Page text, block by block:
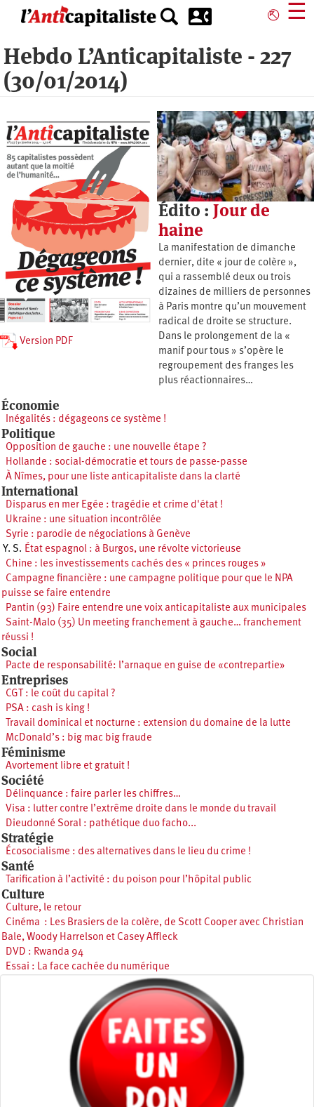
principal
⎋ ☰
Hebdo L’Anticapitaliste - 227
(30/01/2014)
Édito : Jour de
haine
La manifestation de dimanche
dernier, dite « jour de colère »,
qui a rassemblé deux ou trois
dizaines de milliers de personnes
à Paris montre qu’un mouvement
radical de droite se structure.
Dans le prolongement de la «
manif pour tous » s’opère le
regroupement des franges les
plus réactionnaires…
Version PDF
Économie
Inégalités : dégageons ce système !
Politique
Opposition de gauche : une nouvelle étape ?
Hollande : social-démocratie et tours de passe-passe
À Nîmes, pour une liste anticapitaliste dans la clarté
International
Disparus en mer Egée : tragédie et crime d'état !
Ukraine : une situation incontrôlée
Syrie : parodie de négociations à Genève
Y. S. État espagnol : à Burgos, une révolte victorieuse
Chine : les investissements cachés des « princes rouges »
Campagne financière : une campagne politique pour que le NPA
puisse se faire entendre
Pantin (93) Faire entendre une voix anticapitaliste aux municipales
Saint-Malo (35) Un meeting franchement à gauche… franchement
réussi !
Social
Pacte de responsabilité: l’arnaque en guise de «contrepartie»
Entreprises
CGT : le coût du capital ?
PSA : cash is king !
Travail dominical et nocturne : extension du domaine de la lutte
McDonald’s : big mac big fraude
Féminisme
Avortement libre et gratuit !
Société
Délinquance : faire parler les chiffres…
Visa : lutter contre l’extrême droite dans le monde du travail
Dieudonné Soral : pathétique duo facho...
Stratégie
Écosocialisme : des alternatives dans le lieu du crime !
Santé
Tarification à l’activité : du poison pour l’hôpital public
Culture
Culture, le retour
Cinéma : Les Brasiers de la colère, de Scott Cooper avec Christian
Bale, Woody Harrelson et Casey Affleck
DVD : Rwanda 94
Essai : La face cachée du numérique